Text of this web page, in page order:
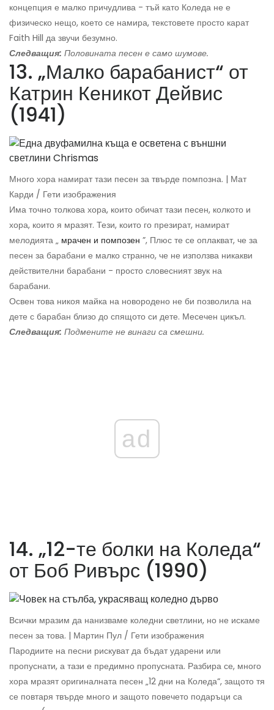
концепция е малко причудлива - тъй като Коледа не е
физическо нещо, което се намира, текстовете просто карат
Faith Hill да звучи безумно.
Следващия: Половината песен е само шумове.
13. „Малко барабанист“ от
Катрин Кеникот Дейвис
(1941)
Много хора намират тази песен за твърде помпозна. | Мат
Карди / Гети изображения
Има точно толкова хора, които обичат тази песен, колкото и
хора, които я мразят. Тези, които го презират, намират
мелодията „ мрачен и помпозен ”, Плюс те се оплакват, че за
песен за барабани е малко странно, че не използва никакви
действителни барабани - просто словесният звук на
барабани.
Освен това никоя майка на новородено не би позволила на
дете с барабан близо до спящото си дете. Месечен цикъл.
Следващия: Подмените не винаги са смешни.
ad
14. „12-те болки на Коледа“
от Боб Ривърс (1990)
Всички мразим да нанизваме коледни светлини, но не искаме
песен за това. | Мартин Пул / Гети изображения
Пародиите на песни рискуват да бъдат ударени или
пропуснати, а тази е предимно пропусната. Разбира се, много
хора мразят оригиналната песен „12 дни на Коледа“, защото тя
се повтаря твърде много и защото повечето подаръци са